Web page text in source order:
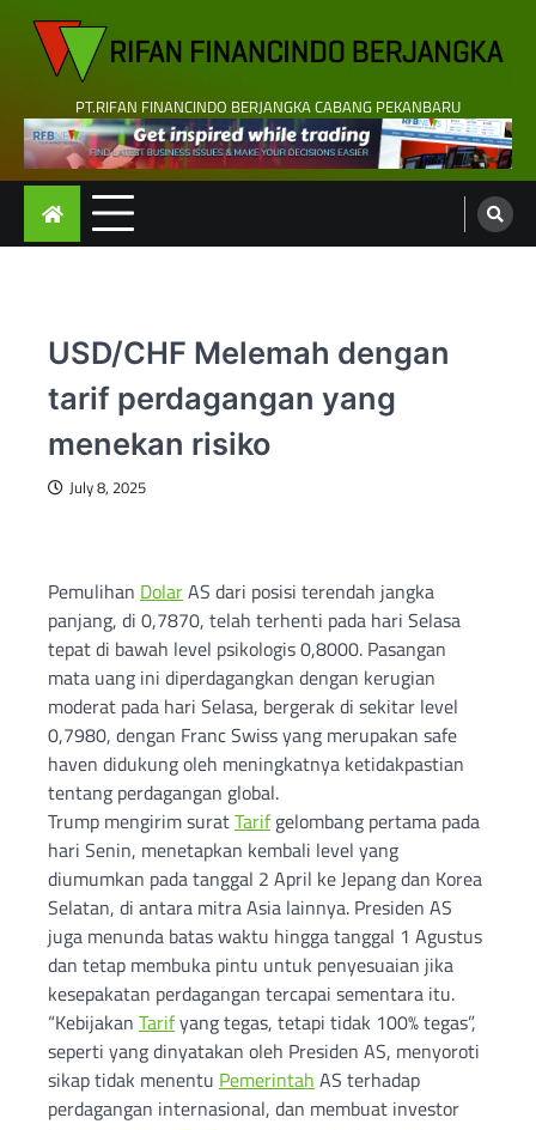
content
PT.RIFAN FINANCINDO BERJANGKA CABANG PEKANBARU
USD/CHF Melemah dengan
tarif perdagangan yang
menekan risiko
July 8, 2025
Pemulihan DolarAS dari posisi terendah jangka
panjang, di 0,7870, telah terhenti pada hari Selasa
tepat di bawah level psikologis 0,8000. Pasangan
mata uang ini diperdagangkan dengan kerugian
moderat pada hari Selasa, bergerak di sekitar level
0,7980, dengan Franc Swiss yang merupakan safe
haven didukung oleh meningkatnya ketidakpastian
tentang perdagangan global.
Trump mengirim suratTarifgelombang pertama pada
hari Senin, menetapkan kembali level yang
diumumkan pada tanggal 2 April ke Jepang dan Korea
Selatan, di antara mitra Asia lainnya. Presiden AS
juga menunda batas waktu hingga tanggal 1 Agustus
dan tetap membuka pintu untuk penyesuaian jika
kesepakatan perdagangan tercapai sementara itu.
“Kebijakan Tarifyang tegas, tetapi tidak 100% tegas”,
seperti yang dinyatakan oleh Presiden AS, menyoroti
sikap tidak menentu Pemerintah AS terhadap
perdagangan internasional, dan membuat investor